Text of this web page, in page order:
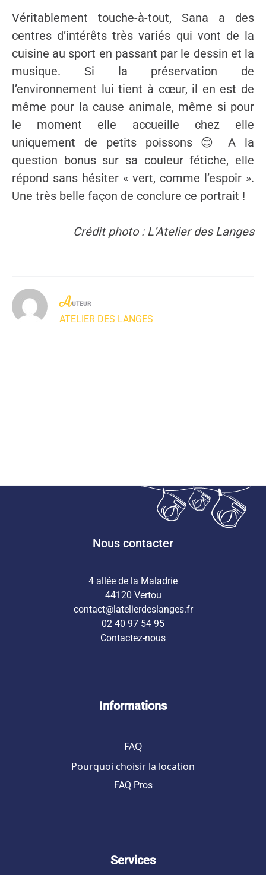
Véritablement touche-à-tout, Sana a des
centres d’intérêts très variés qui vont de la
cuisine au sport en passant par le dessin et la
musique. Si la préservation de
l’environnement lui tient à cœur, il en est de
même pour la cause animale, même si pour
le moment elle accueille chez elle
uniquement de petits poissons 😊 A la
question bonus sur sa couleur fétiche, elle
répond sans hésiter « vert, comme l’espoir ».
Une très belle façon de conclure ce portrait !
Crédit photo : L’Atelier des Langes
AUTEUR
ATELIER DES LANGES
Nous contacter
4 allée de la Maladrie
44120 Vertou
contact@latelierdeslanges.fr
02 40 97 54 95
Contactez-nous
Informations
FAQ
Pourquoi choisir la location
FAQ Pros
Services